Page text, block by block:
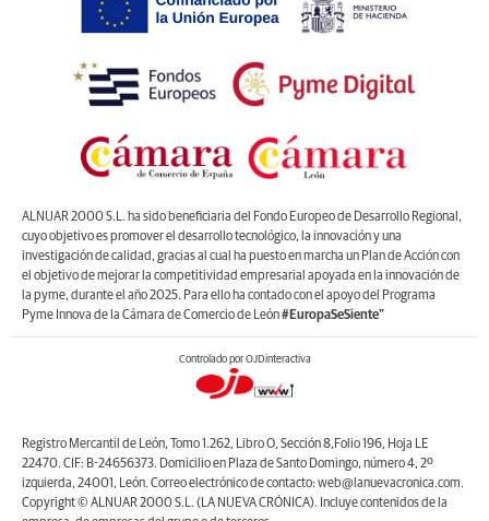
ALNUAR 2000 S.L. ha sido beneficiaria del Fondo Europeo de Desarrollo Regional,
cuyo objetivo es promover el desarrollo tecnológico, la innovación y una
investigación de calidad, gracias al cual ha puesto en marcha un Plan de Acción con
el objetivo de mejorar la competitividad empresarial apoyada en la innovación de
la pyme, durante el año 2025. Para ello ha contado con el apoyo del Programa
Pyme Innova de la Cámara de Comercio de León#EuropaSeSiente”
Controlado por OJDinteractiva
Registro Mercantil de León, Tomo 1.262, Libro O, Sección 8,Folio 196, Hoja LE
22470. CIF: B-24656373. Domicilio en Plaza de Santo Domingo, número 4, 2º
izquierda, 24001, León. Correo electrónico de contacto: web@lanuevacronica.com.
Copyright © ALNUAR 2000 S.L. (LA NUEVA CRÓNICA). Incluye contenidos de la